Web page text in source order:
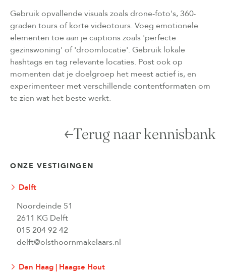
Gebruik opvallende visuals zoals drone-foto's, 360-
graden tours of korte videotours. Voeg emotionele
elementen toe aan je captions zoals 'perfecte
gezinswoning' of 'droomlocatie'. Gebruik lokale
hashtags en tag relevante locaties. Post ook op
momenten dat je doelgroep het meest actief is, en
experimenteer met verschillende contentformaten om
te zien wat het beste werkt.
Terug naar kennisbank
ONZE VESTIGINGEN
Delft
Noordeinde 51
2611 KG Delft
015 204 92 42
delft@olsthoornmakelaars.nl
Den Haag | Haagse Hout